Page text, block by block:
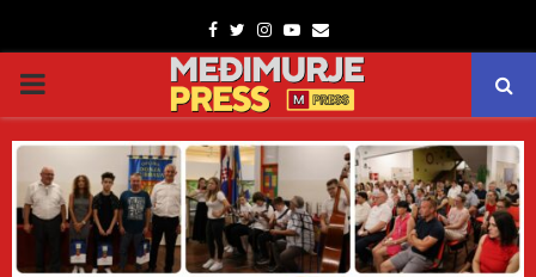
Facebook
TwitterInstagram
Youtube
Email
PRIMARY
MENU